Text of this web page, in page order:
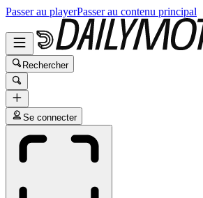
Passer au playerPasser au contenu principal
Rechercher
Se connecter